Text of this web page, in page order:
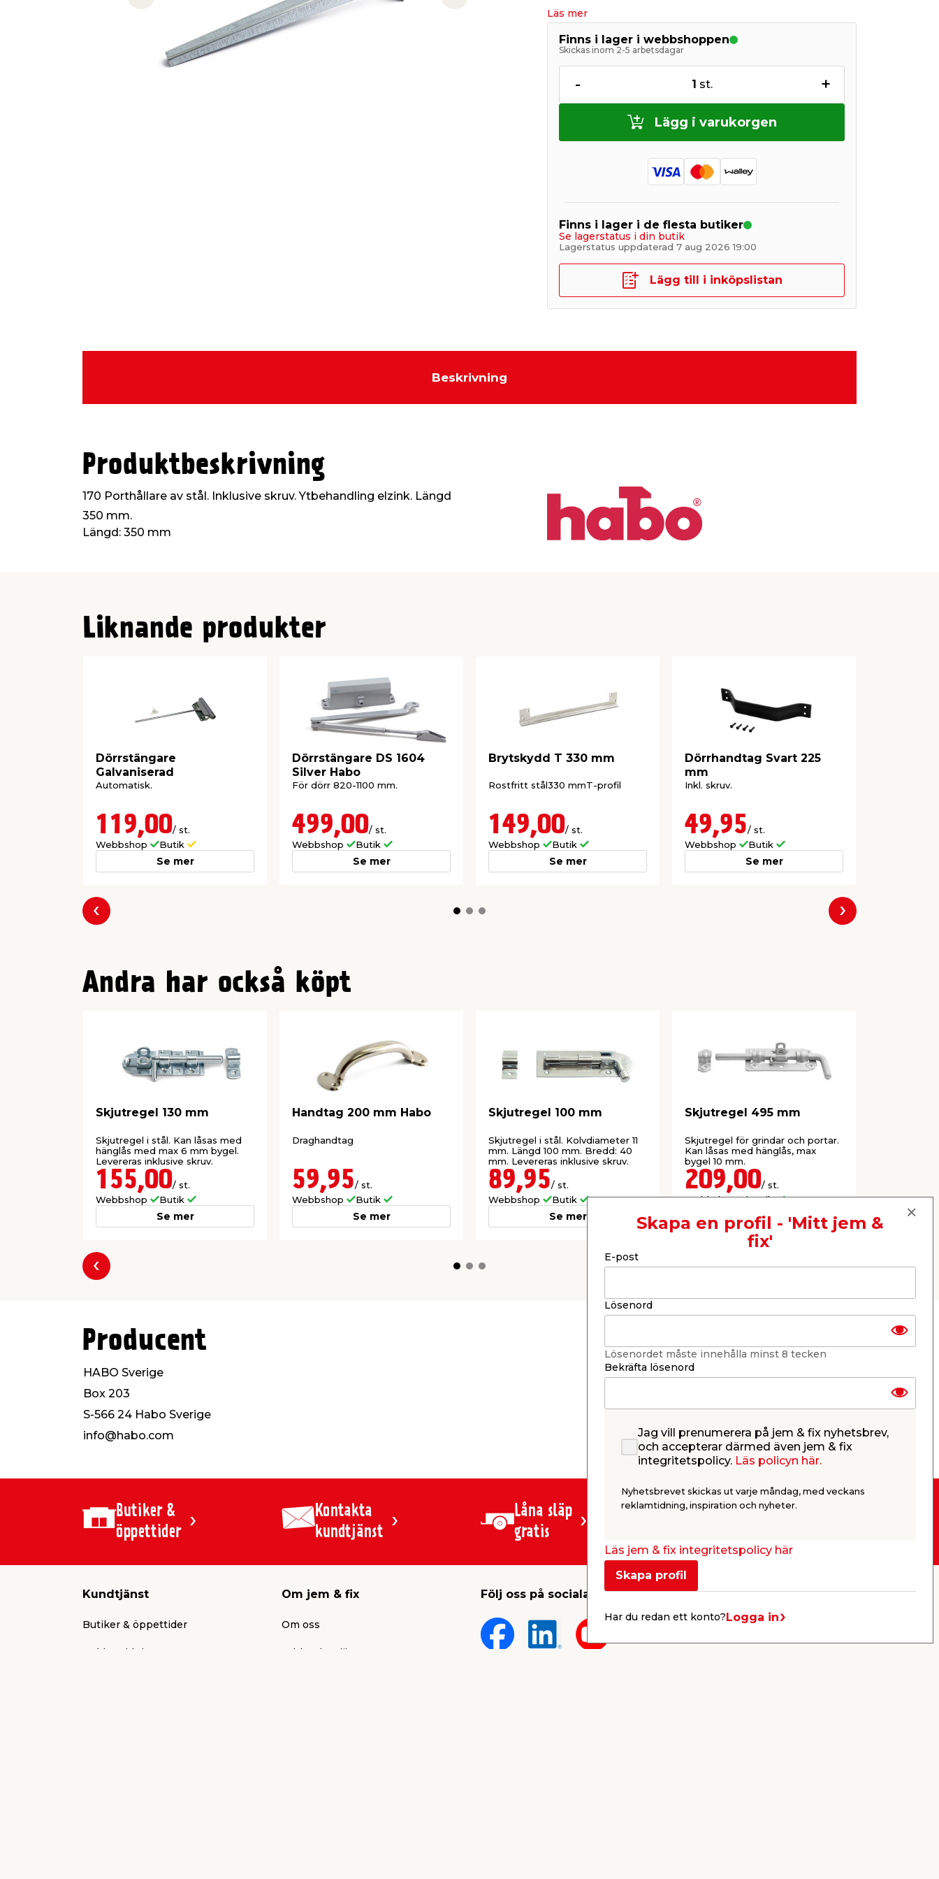
Previous slide Next slide
Läs mer
Finns i lager i webbshoppen
Skickas inom 2-5 arbetsdagar
- 1 st. +
Lägg i varukorgen
Finns i lager i de flesta butiker
Se lagerstatus i din butik
Lagerstatus uppdaterad 7 aug 2026 19:00
Lägg till i inköpslistan
Beskrivning
Produktbeskrivning
170 Porthållare av stål. Inklusive skruv. Ytbehandling elzink. Längd
350 mm.
Längd: 350 mm
Liknande produkter
Dörrstängare
Galvaniserad
Automatisk.
119,00/ st.
Webbshop
Butik
Se mer
Dörrstängare DS 1604
Silver Habo
För dörr 820-1100 mm.
499,00/ st.
Webbshop
Butik
Se mer
Brytskydd T 330 mm
Rostfritt stål330 mmT-profil
149,00/ st.
Webbshop
Butik
Se mer
Dörrhandtag Svart 225
mm
Inkl. skruv.
49,95/ st.
Webbshop
Butik
Se mer
Föregående Nästa
Andra har också köpt
Skjutregel 130 mm
Skjutregel i stål. Kan låsas med
hänglås med max 6 mm bygel.
Levereras inklusive skruv.
155,00/ st.
Webbshop
Butik
Se mer
Handtag 200 mm Habo
Draghandtag
59,95/ st.
Webbshop
Butik
Se mer
Skjutregel 100 mm
Skjutregel i stål. Kolvdiameter 11
mm. Längd 100 mm. Bredd: 40
mm. Levereras inklusive skruv.
89,95/ st.
Webbshop
Butik
Se mer
Skjutregel 495 mm
Skjutregel för grindar och portar.
Kan låsas med hänglås, max
bygel 10 mm.
209,00/ st.
Webbshop
Butik
Se mer
Webbshop
Föregående
Producent
HABO Sverige
Box 203
S-566 24 Habo Sverige
info@habo.com
Butiker &
öppettider
Kontakta
kundtjänst
Låna släp
gratis
Kundtjänst
Butiker & öppettider
Reklamtidning
Om jem & fix
Om oss
Jobb & karriär
Följ oss på sociala medier
KB jem & fix
268 31 Svalöv, Sverige
Skapa en profil - 'Mitt jem &
fix'
E-post
Lösenord
Lösenordet måste innehålla minst 8 tecken
Bekräfta lösenord
Jag vill prenumerera på jem & fix nyhetsbrev,
och accepterar därmed även jem & fix
integritetspolicy. Läs policyn här.
Nyhetsbrevet skickas ut varje måndag, med veckans
reklamtidning, inspiration och nyheter.
Läs jem & fix integritetspolicy här
Skapa profil
Har du redan ett konto?Logga in